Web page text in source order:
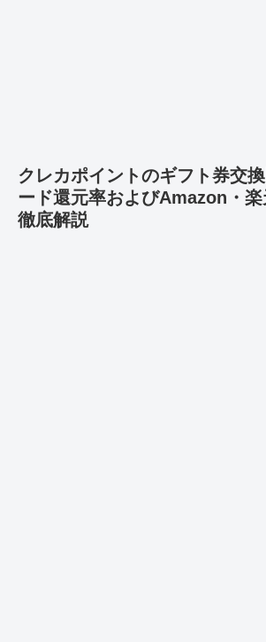
クレカポイントのギフト券交
ード還元率およびAmazon・楽
徹底解説